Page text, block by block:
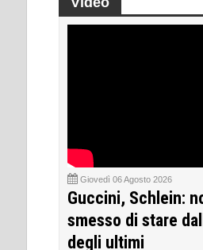
Giovedì 06 Agosto 2026
Guccini, Schlein:
smesso di stare
degli ultimi